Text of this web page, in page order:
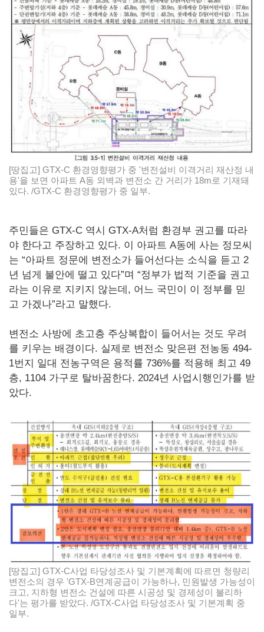
[땅집고] GTX-C 환경영향평가 중 '변전설비 이격거리 재산정 내
용'을 보면 아파트 A동 외벽과 변전소 간 거리가 18m로 기재돼
있다. /GTX-C 환경영향평가 중 일부.
주민들은 GTX-C 역시 GTX-A처럼 환경부 권고를 따라
야 한다고 주장하고 있다. 이 아파트 A동에 사는 정모씨
는 “아파트 정문에 변전소가 들어선다는 소식을 듣고 2
년 넘게 불안에 떨고 있다”며 “정부가 법적 기준을 권고
라는 이유로 지키지 않는데, 어느 국민이 이 정부를 믿
고 가겠나”라고 말했다.
변전소 사방에 초고층 주상복합이 들어서는 것도 우려
를 키우는 배경이다. 실제로 변전소 맞은편 전농동 494-
1번지 일대 전농구역은 용적률 736%를 적용해 최고 49
층, 1104 가구로 탈바꿈한다. 2024년 사업시행인가를 받
았다.
[땅집고] GTX-C사업 타당성조사 및 기본계획에 따르면 청량리
변전소의 경우 'GTX-B연계공급이 가능하나, 민원발생 가능성이
크고, 지하형 변전소 건설에 따른 시공성 및 경제성이 불리하
다'는 평가를 받았다. /GTX-C사업 타당성조사 및 기본계획 중
일부.